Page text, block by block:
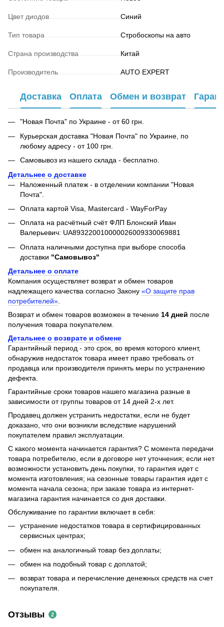
Цвет диодов Синий
Тип товара Стробоскопы на авто
Страна производства Китай
Производитель AUTO EXPERT
Доставка Оплата Обмен и возврат
"Новая Почта" по Украине - от 60 грн.
Курьерская доставка "Новая Почта" по Украине, по
любому адресу - от 100 грн.
Самовывоз из нашего склада - бесплатно.
Детальнее о доставке
Наложенный платеж - в отделении компании "Новая
Почта".
Оплата картой Visa, Mastercard - WayForPay
Оплата на расчётный счёт ФЛП Блонский Иван
Валерьевич: UA893220010000026009330069881
Оплата наличными доступна при выборе способа
доставки "Самовывоз"
Детальнее о оплате
Компания осуществляет возврат и обмен товаров
надлежащего качества согласно Закону «О защите прав
потребителей»
Возврат и обмен товаров возможен в течение 14 дней после
получения товара покупателем.
Детальнее о возврате и обмене
Гарантийный период - это срок, во время которого клиент,
обнаружив недостаток товара имеет право требовать от
продавца или производителя принять меры по устранению
дефекта.
Гарантийные сроки товаров нашего магазина разные в
зависимости от группы товаров от 14 дней 2-х лет.
Продавец должен устранить недостатки, если не будет
доказано, что они возникли вследствие нарушений
покупателем правил эксплуатации.
С какого момента начинается гарантия? С момента передачи
товара потребителю, если в договоре нет уточнения; если нет
возможности установить день покупки, то гарантия идет с
момента изготовления; на сезонные товары гарантия идет с
момента начала сезона; при заказе товара из интернет-
магазина гарантия начинается со дня доставки.
Обслуживание по гарантии включает в себя:
устранение недостатков товара в сертифицированных
сервисных центрах;
обмен на аналогичный товар без доплаты;
обмен на подобный товар с доплатой;
возврат товара и перечисление денежных средств на счет
покупателя.
Отзывы 2